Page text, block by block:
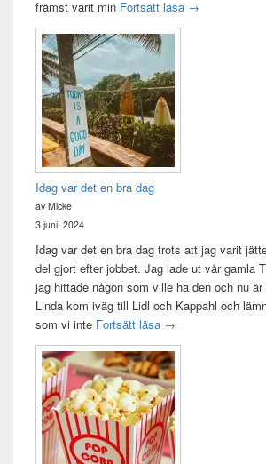
främst varit min Fortsätt läsa Att vara
→
Idag var det en bra dag
av Micke
3 juni, 2024
Idag var det en bra dag trots att jag varit
del gjort efter jobbet. Jag lade ut vår gamla
jag hittade någon som ville ha den och nu
Linda kom iväg till Lidl och Kappahl och
som vi inte Fortsätt läsa Idag var det en bra
→